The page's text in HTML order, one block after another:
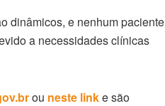
dinâmicos, e nenhum paciente
a necessidades clínicas
ou neste linke são